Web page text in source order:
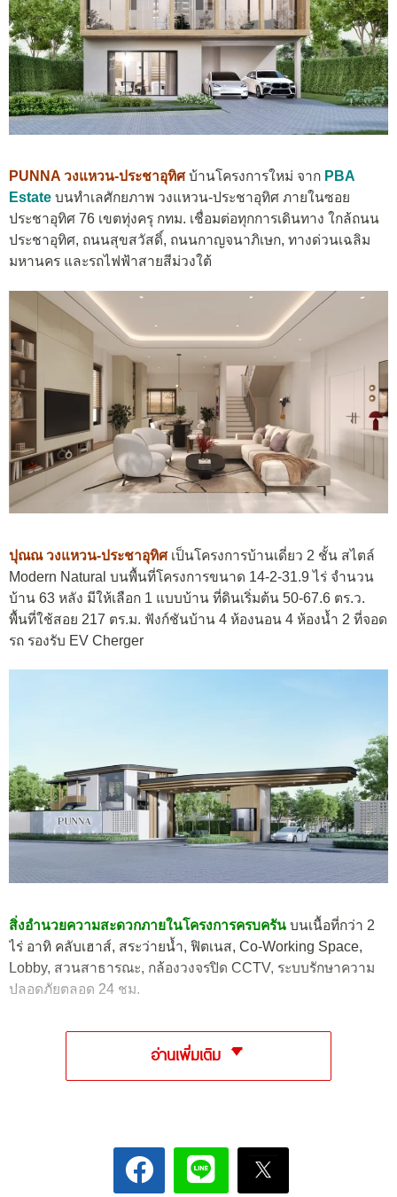
PUNNA วงแหวน-ประชาอุทิศ บ้านโครงการใหม่ จาก PBA
Estate บนทำเลศักยภาพ วงแหวน-ประชาอุทิศ ภายในซอย
ประชาอุทิศ 76 เขตทุ่งครุ กทม. เชื่อมต่อทุกการเดินทาง ใกล้ถนน
ประชาอุทิศ, ถนนสุขสวัสดิ์, ถนนกาญจนาภิเษก, ทางด่วนเฉลิม
มหานคร และรถไฟฟ้าสายสีม่วงใต้
ปุณณ วงแหวน-ประชาอุทิศเป็นโครงการบ้านเดี่ยว 2 ชั้น สไตล์
Modern Natural บนพื้นที่โครงการขนาด 14-2-31.9 ไร่ จำนวน
บ้าน 63 หลัง มีให้เลือก 1 แบบบ้าน ที่ดินเริ่มต้น 50-67.6 ตร.ว.
พื้นที่ใช้สอย 217 ตร.ม. ฟังก์ชันบ้าน 4 ห้องนอน 4 ห้องน้ำ 2 ที่จอด
รถ รองรับ EV Cherger
สิ่งอำนวยความสะดวกภายในโครงการครบครัน บนเนื้อที่กว่า 2
ไร่ อาทิ คลับเฮาส์, สระว่ายน้ำ, ฟิตเนส, Co-Working Space,
Lobby, สวนสาธารณะ, กล้องวงจรปิด CCTV, ระบบรักษาความ
ปลอดภัยตลอด 24 ชม.
อ่านเพิ่มเติม